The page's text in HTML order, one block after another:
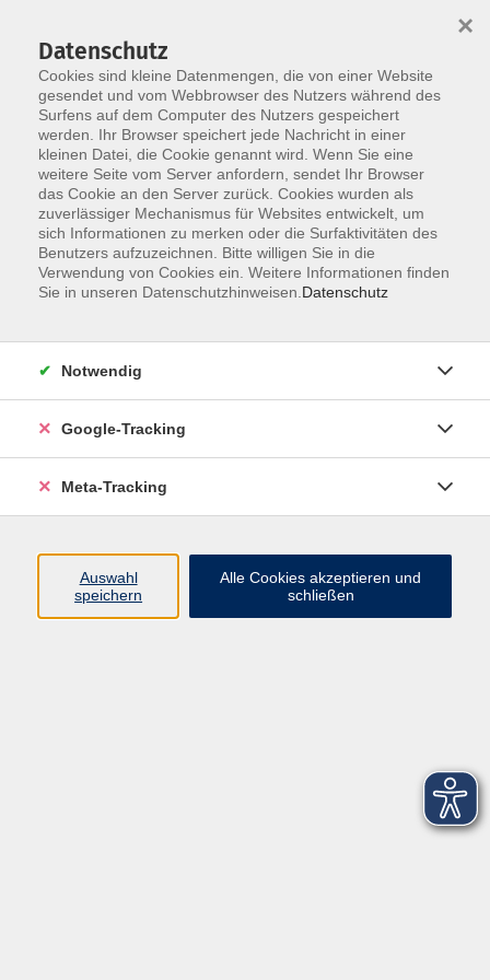
Skip to main content
Der Kurs konnte nicht gefunden werden.
Über uns
Datenschutz
Cookies sind kleine Datenmengen, die von einer Website
gesendet und vom Webbrowser des Nutzers während des
Surfens auf dem Computer des Nutzers gespeichert
werden. Ihr Browser speichert jede Nachricht in einer
kleinen Datei, die Cookie genannt wird. Wenn Sie eine
weitere Seite vom Server anfordern, sendet Ihr Browser
das Cookie an den Server zurück. Cookies wurden als
zuverlässiger Mechanismus für Websites entwickelt, um
sich Informationen zu merken oder die Surfaktivitäten des
Benutzers aufzuzeichnen. Bitte willigen Sie in die
Verwendung von Cookies ein. Weitere Informationen finden
Sie in unseren Datenschutzhinweisen. Datenschutz
×
Notwendig
Google-Tracking
Meta-Tracking
Auswahl
speichern
Alle Cookies akzeptieren und
schließen